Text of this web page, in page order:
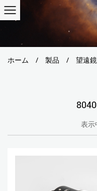
ホーム / 製品 / 望遠鏡
表示